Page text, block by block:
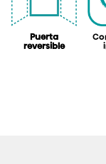
Puerta
reversible